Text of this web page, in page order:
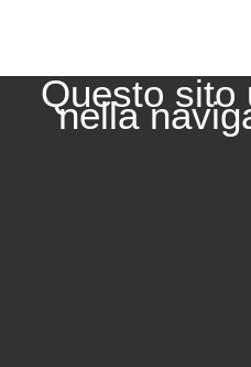
Questo sito
nella